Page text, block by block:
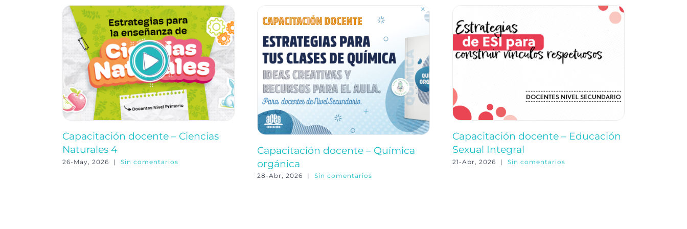
Capacitación docente – Ciencias
Naturales 4
26-May, 2026 | Sin comentarios
Capacitación docente – Química
orgánica
28-Abr, 2026 | Sin comentarios
Capacitación docente – Educación
Sexual Integral
21-Abr, 2026 | Sin comentarios